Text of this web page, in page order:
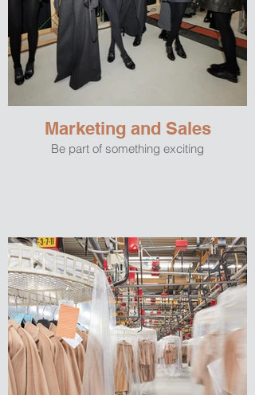
Marketing and Sales
Be part of something exciting